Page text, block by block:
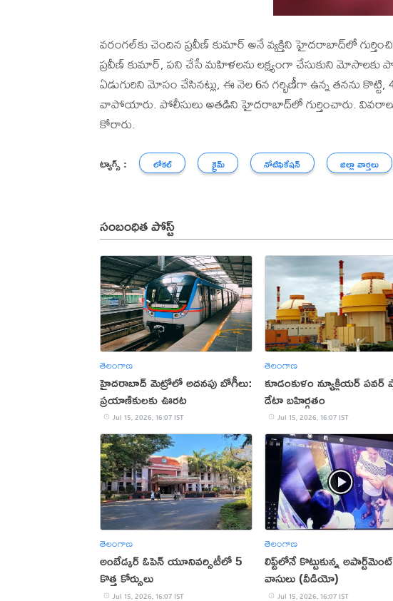
వరంగల్‌కు చెందిన ప్రవీణ్ కుమార్ అనే వ్యక్తిని హైదరాబాద్‌లో
ప్రవీణ్ కుమార్, పని చేసే మహిళలను లక్ష్యంగా చేసుకుని మోసాలకు
ఏడుగురిని మోసం చేసినట్లు, ఈ నెల 6న గర్భిణీగా ఉన్న తనను
వాపోయారు. పోలీసులు అతడిని హైదరాబాద్‌లో గుర్తించారు.
కోరారు.
ట్యాగ్స్ : లోకల్ క్రైమ్ నోటిఫికేషన్ జిల్లా వార్తలు
సంబంధిత పోస్ట్
తెలంగాణ
హైదరాబాద్ మెట్రోలో అదనపు బోగీలు:
ప్రయాణికులకు ఊరట
Jul 15, 2026, 16:07 IST
తెలంగాణ
కూడంకుళం న్యూక్లియర్ పవర్
డేటా బహిర్గతం
Jul 15, 2026, 16:07 IST
తెలంగాణ
అంబేడ్కర్‌ ఓపెన్‌ యూనివర్సిటీలో 5
కొత్త కోర్సులు
Jul 15, 2026, 16:07 IST
తెలంగాణ
లిఫ్ట్‌లోనే కొట్టుకున్న అపార్ట్‌మెంట్
వాసులు (వీడియో)
Jul 15, 2026, 16:07 IST